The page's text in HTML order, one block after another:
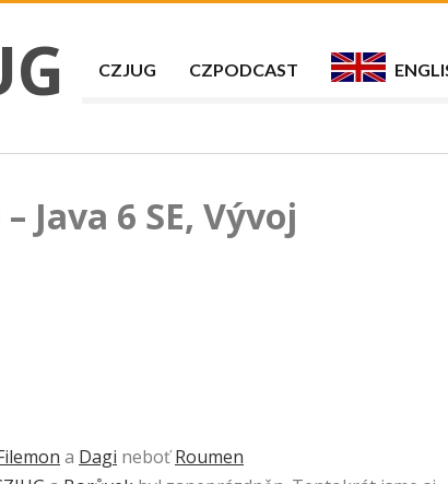
CZJUG CZPODCAST
Java 6 SE, Vývoj
a Dagi neboťRoumen